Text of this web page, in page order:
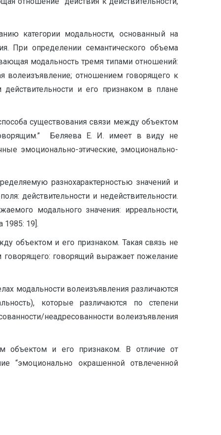
категории модальности, основанный на
При определении семантического объема
модальность тремя типами отношений:
волеизъявление; отношением говорящего к
и его признаком в плане
существования связи между объектом
Беляева Е. И. имеет в виду не
эмоционально-этические, эмоционально-
разнохарактерностью значений и
действительности и недействительности.
модального значения: ирреальности,
1985: 19].
объектом и его признаком. Такая связь не
говорящего: говорящий выражает пожелание
модальности волеизъявления различаются
которые различаются по степени
неадресованности волеизъявления
объектом и его признаком. В отличие от
“эмоционально окрашенной отвлеченной